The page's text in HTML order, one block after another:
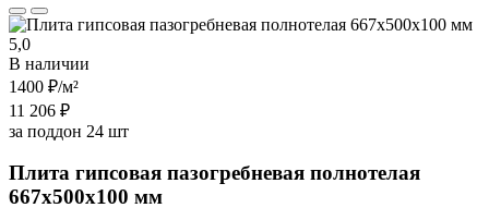
5,0
В наличии
1400 ₽/м²
11 206 ₽
за поддон 24 шт
Плита гипсовая пазогребневая полнотелая
667х500х100 мм